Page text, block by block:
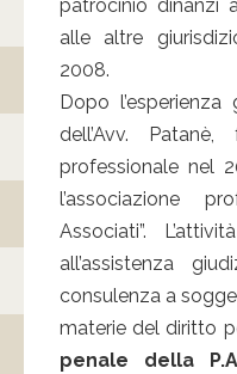
patrocinio dinanzi
alle altre
2008.
Dopo
dell’Avv.
professionale nel
l’associazione
Associati”.
all’assistenza
consulenza a
materie del diritto
penale della